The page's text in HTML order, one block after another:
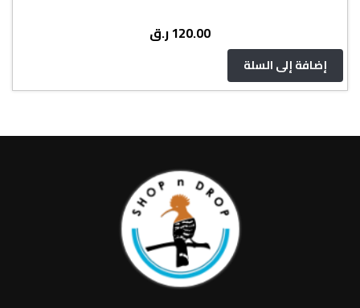
120.00ر.ق
إضافة إلى السلة